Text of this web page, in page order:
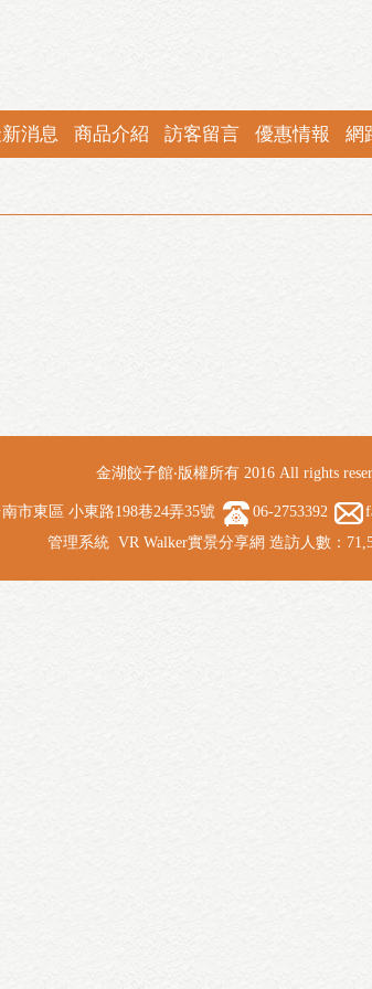
消息 商品介紹 訪客留言 優惠情報 網
金湖餃子館‧版權所有 2016 All rights
市東區 小東路198巷24弄35號 06-2753392
管理系統 VR Walker實景分享網 造訪人數：